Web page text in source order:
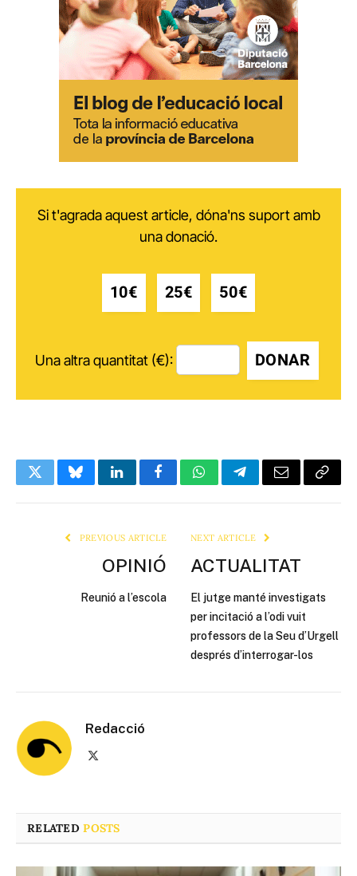
Si t'agrada aquest article, dóna'ns suport amb
una donació.
10€ 25€ 50€
Una altra quantitat (€): DONAR
TwitterBlueskyLinkedInFacebookWhatsAppTelegramEmail Copy
PREVIOUS ARTICLE
OPINIÓ
Reunió a l’escola
NEXT ARTICLE
ACTUALITAT
El jutge manté investigats
per incitació a l’odi vuit
professors de la Seu d’Urgell
després d’interrogar-los
Redacció
RELATEDPOSTS